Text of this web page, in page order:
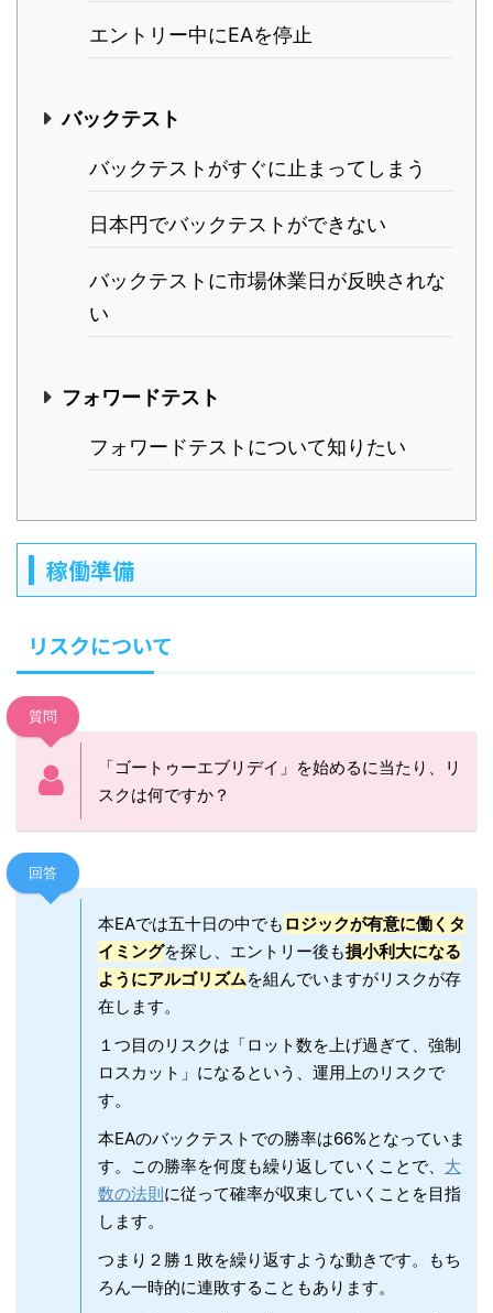
エントリー中にEAを停止
バックテスト
バックテストがすぐに止まってしまう
日本円でバックテストができない
バックテストに市場休業日が反映されな
い
フォワードテスト
フォワードテストについて知りたい
稼働準備
リスクについて
質問
「ゴートゥーエブリデイ」を始めるに当たり、リ
スクは何ですか？
回答
本EAでは五十日の中でも ロジックが有意に働くタ
イミングを探し、エントリー後も損小利大になる
ようにアルゴリズムを組んでいますがリスクが存
在します。
１つ目のリスクは「ロット数を上げ過ぎて、強制
ロスカット」になるという、運用上のリスクで
す。
本EAのバックテストでの勝率は66%となっていま
す。この勝率を何度も繰り返していくことで、 大
数の法則に従って確率が収束していくことを目指
します。
つまり２勝１敗を繰り返すような動きです。もち
ろん一時的に連敗することもあります。